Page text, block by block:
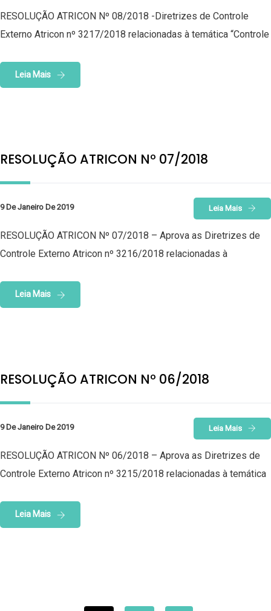
RESOLUÇÃO ATRICON Nº 08/2018 -Diretrizes de Controle
Externo Atricon nº 3217/2018 relacionadas à temática “Controle
Leia Mais
RESOLUÇÃO ATRICON Nº 07/2018
9 De Janeiro De 2019 Leia Mais
RESOLUÇÃO ATRICON Nº 07/2018 – Aprova as Diretrizes de
Controle Externo Atricon nº 3216/2018 relacionadas à
Leia Mais
RESOLUÇÃO ATRICON Nº 06/2018
9 De Janeiro De 2019 Leia Mais
RESOLUÇÃO ATRICON Nº 06/2018 – Aprova as Diretrizes de
Controle Externo Atricon nº 3215/2018 relacionadas à temática
Leia Mais